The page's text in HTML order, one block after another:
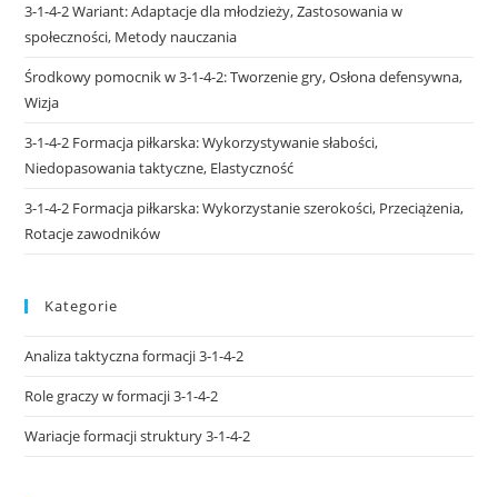
3-1-4-2 Wariant: Adaptacje dla młodzieży, Zastosowania w
społeczności, Metody nauczania
Środkowy pomocnik w 3-1-4-2: Tworzenie gry, Osłona defensywna,
Wizja
3-1-4-2 Formacja piłkarska: Wykorzystywanie słabości,
Niedopasowania taktyczne, Elastyczność
3-1-4-2 Formacja piłkarska: Wykorzystanie szerokości, Przeciążenia,
Rotacje zawodników
Kategorie
Analiza taktyczna formacji 3-1-4-2
Role graczy w formacji 3-1-4-2
Wariacje formacji struktury 3-1-4-2